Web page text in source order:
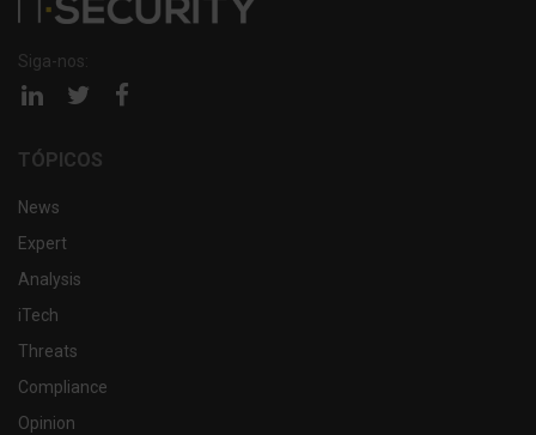
Siga-nos:
Página Página
TÓPICOS
News
Expert
Analysis
iTech
Threats
Compliance
Opinion